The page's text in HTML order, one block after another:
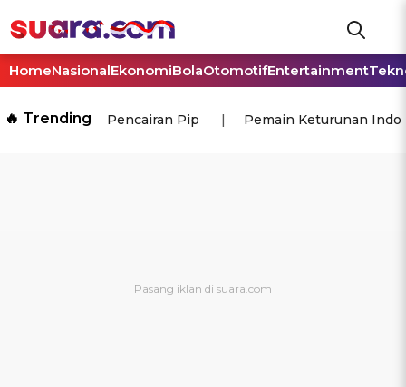
HomeNasionalEkonomiBolaOtomotifEntertainment
🔥 Trending Pencairan Pip Pemain Keturunan